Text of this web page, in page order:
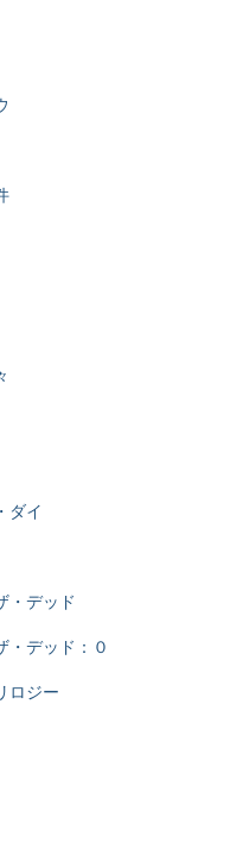
ダイ
・デッド
・デッド：０
ロジー